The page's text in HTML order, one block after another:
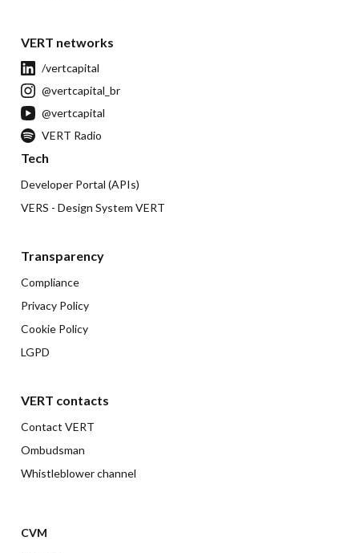
VERT networks
/vertcapital
@vertcapital_br
@vertcapital
VERT Radio
Tech
Developer Portal (APIs)
VERS - Design System VERT
Transparency
Compliance
Privacy Policy
Cookie Policy
LGPD
VERT contacts
Contact VERT
Ombudsman
Whistleblower channel
CVM